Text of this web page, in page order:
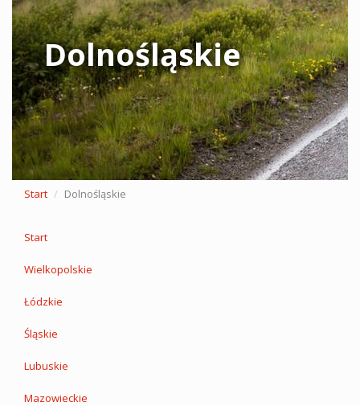
Dolnośląskie
Start Dolnośląskie
Start
Wielkopolskie
Łódzkie
Śląskie
Lubuskie
Mazowieckie